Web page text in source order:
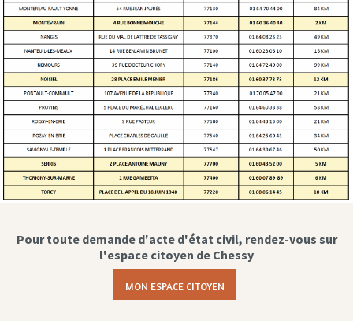
Pour toute demande d'acte d'état civil, rendez-vous sur
l'espace citoyen de Chessy
MON ESPACE CITOYEN